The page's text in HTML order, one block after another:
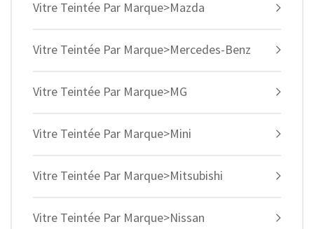
Vitre Teintée Par Marque>Mazda
Vitre Teintée Par Marque>Mercedes-Benz
Vitre Teintée Par Marque>MG
Vitre Teintée Par Marque>Mini
Vitre Teintée Par Marque>Mitsubishi
Vitre Teintée Par Marque>Nissan